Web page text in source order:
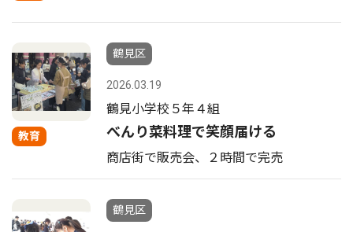
教育
鶴見区
2026.03.19
鶴見小学校５年４組
べんり菜料理で笑顔届ける
商店街で販売会、２時間で完売
鶴見区